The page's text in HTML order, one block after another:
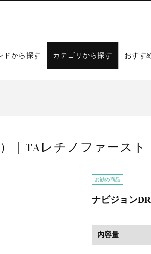
ドから探す カテゴリから探す おすす
｜TAレチノファースト
お勧め商品
ナビジョン
内容量